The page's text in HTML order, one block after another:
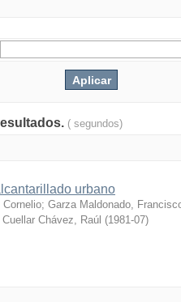
( segundos)
urbano
; Garza Maldonado,
Cuellar Chávez, Raúl (1981-07)